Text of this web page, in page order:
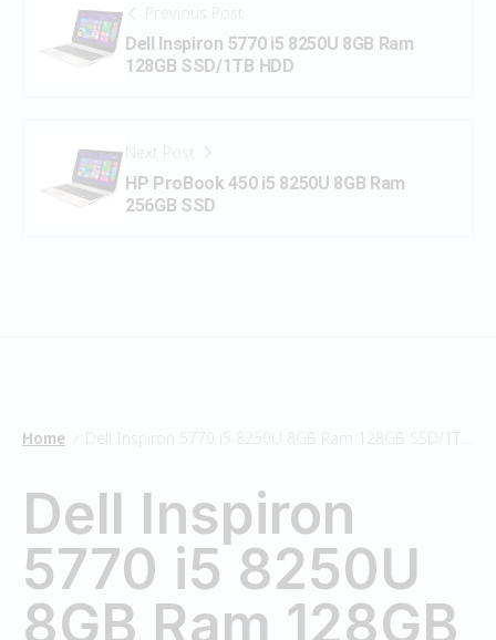
Previous Post
Dell Inspiron 5770 i5 8250U 8GB Ram
128GB SSD/1TB HDD
Next Post
HP ProBook 450 i5 8250U 8GB Ram
256GB SSD
Home Dell Inspiron 5770 i5 8250U 8GB Ram 128GB SSD/1TB HDD
Dell Inspiron
5770 i5 8250U
8GB Ram 128GB